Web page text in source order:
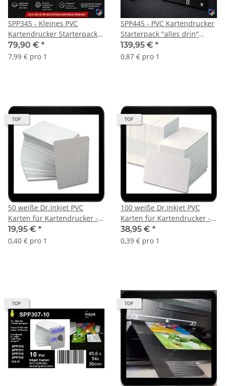
SPP345 - Kleines PVC
Kartendrucker Starterpack
"alles drin"
Kartenschublade -
79,90 € *
7,99 € pro 1
SPP445 - PVC Kartendrucker
Starterpack "alles drin"
Kartenschublade -
Drucktray inkl. 160 Inkjet
u.v.m.
139,95 € *
0,87 € pro 1
TOP
50 weiße Dr.Inkjet PVC
Karten für Kartendrucker -
beidseitig bedruckbar!
19,95 € *
0,40 € pro 1
TOP
100 weiße Dr.Inkjet PVC
Karten für Kartendrucker -
beidseitig bedruckbar!
38,95 € *
0,39 € pro 1
TOP TOP